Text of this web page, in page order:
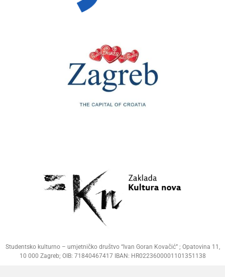
Studentsko kulturno – umjetničko društvo “Ivan Goran Kovačić” ; Opatovina 11,
10 000 Zagreb; OIB: 71840467417 IBAN: HR0223600001101351138